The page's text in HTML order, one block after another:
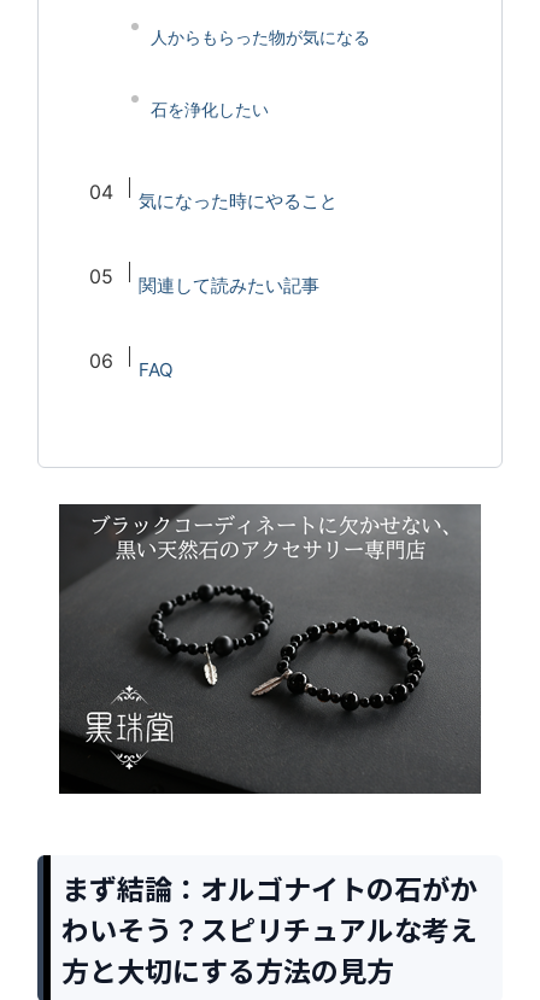
人からもらった物が気になる
石を浄化したい
気になった時にやること
関連して読みたい記事
FAQ
まず結論：オルゴナイトの石がか
わいそう？スピリチュアルな考え
方と大切にする方法の見方